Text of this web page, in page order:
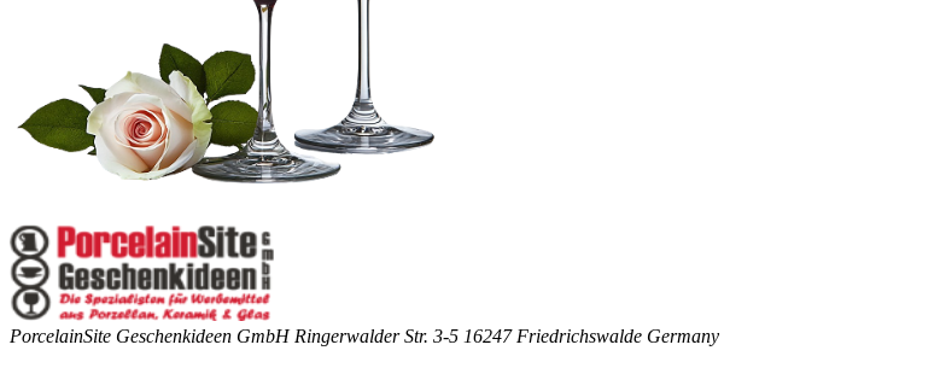
PorcelainSite Geschenkideen GmbH Ringerwalder Str. 3-5 16247 Friedrichswalde Germany